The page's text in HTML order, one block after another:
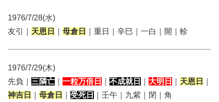
1976/7/28(水)
友引｜ 天恩日 母倉日 ｜重日｜辛巳｜一白｜開｜軫
1976/7/29(木)
先負｜ 三隣亡 一粒万倍日 不成就日 大明日 天恩日
神吉日
母倉日 受死日 ｜壬午｜九紫｜閉｜角